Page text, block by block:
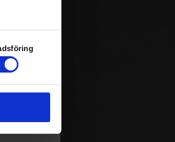
kan ändra
för
din enhet
Du kan
när